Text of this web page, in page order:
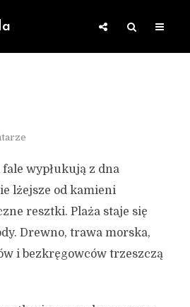
wypłukują z dna
lżejsze od kamieni
resztki. Plaża staje się
Drewno, trawa morska,
i bezkręgowców trzeszczą